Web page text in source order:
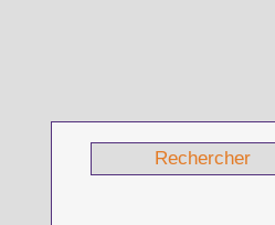
Rechercher